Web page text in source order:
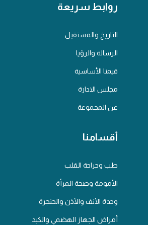
روابط سريعة
التاريخ والمستقبل
الرسالة والرؤيا
قيمنا الأساسية
مجلس الادارة
عن المجموعة
أقسامنا
طب وجراحة القلب
الأمومة وصحة المرأة
وحدة الأنف والأذن والحنجرة
أمراض الجهاز الهضمي والكبد